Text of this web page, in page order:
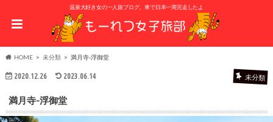
温泉大好き女の一人旅ブログ。車で日本一周完走したよ
HOME 未分類 満月寺-浮御堂
2020.12.26 2023.06.14 未分類
満月寺-浮御堂